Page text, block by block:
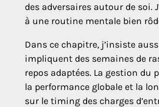
des adversaires autour de soi.
à une routine mentale bien
Dans ce chapitre, j’insiste
impliquent des semaines de
repos adaptées. La gestion
la performance globale et la
sur le timing des charges